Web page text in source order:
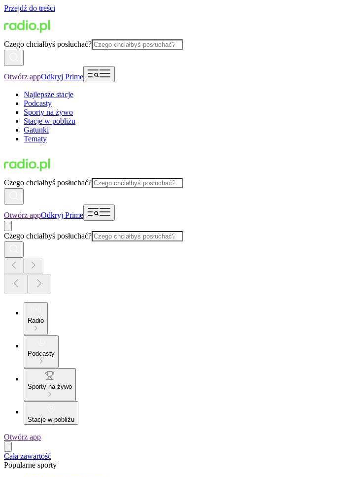
Przejdź do treści
Czego chciałbyś posłuchać?
Otwórz appOdkryj Prime
Najlepsze stacje
Podcasty
Sporty na żywo
Stacje w pobliżu
Gatunki
Tematy
Czego chciałbyś posłuchać?
Otwórz appOdkryj Prime
Czego chciałbyś posłuchać?
Radio
Podcasty
Sporty na żywo
Stacje w pobliżu
Otwórz app
Cała zawartość
Popularne sporty